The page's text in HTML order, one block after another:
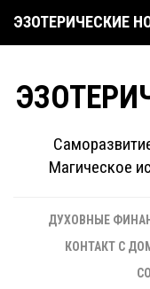
ЭЗОТЕРИЧЕСКИЕ
Магическое
ДУХОВНЫЕ
КОНТАКТ С